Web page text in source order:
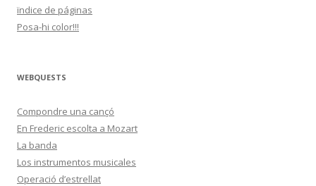
ïndice de páginas
Posa-hi color!!!
WEBQUESTS
Compondre una cançó
En Frederic escolta a Mozart
La banda
Los instrumentos musicales
Operació d’estrellat